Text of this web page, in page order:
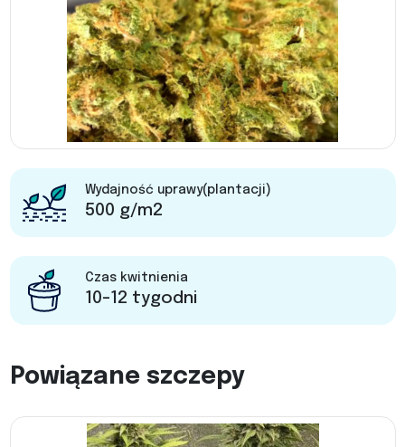
Wydajność uprawy(plantacji)
500 g/m2
Czas kwitnienia
10-12 tygodni
Powiązane szczepy